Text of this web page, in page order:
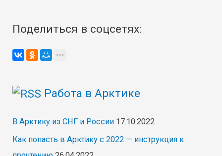
Поделиться в соцсетях:
Работа в Арктике
В Арктику из СНГ и России 17.10.2022
Как попасть в Арктику с 2022 — инструкция к